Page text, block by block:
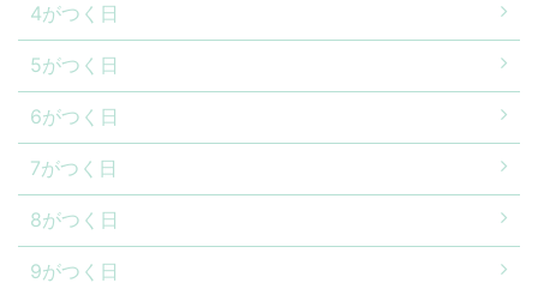
4がつく日
5がつく日
6がつく日
7がつく日
8がつく日
9がつく日